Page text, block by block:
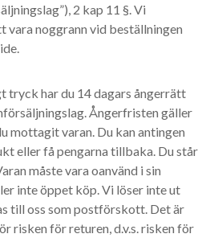
2 kap 11 §. Vi
vara noggrann vid beställningen
tryck har du 14 dagars ångerrätt
Ångerfristen gäller
mottagit varan. Du kan antingen
eller få pengarna tillbaka. Du står
måste vara oanvänd i sin
inte öppet köp. Vi löser inte ut
till oss som postförskott. Det är
risken för returen, d.v.s. risken för